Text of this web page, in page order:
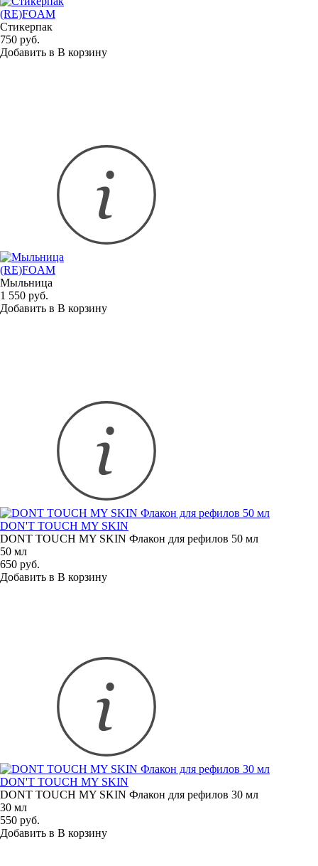
(RE)FOAM
Стикерпак
750 руб.
Добавить в В корзину
(RE)FOAM
Мыльница
1 550 руб.
Добавить в В корзину
DON'T TOUCH MY SKIN
DONT TOUCH MY SKIN Флакон для рефилов 50 мл
50 мл
650 руб.
Добавить в В корзину
DON'T TOUCH MY SKIN
DONT TOUCH MY SKIN Флакон для рефилов 30 мл
30 мл
550 руб.
Добавить в В корзину